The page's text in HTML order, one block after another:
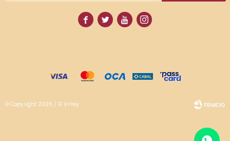
   
© Copyright 2026 / El Virrey